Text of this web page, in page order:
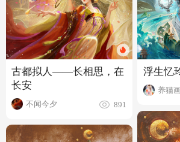
古都拟人——长相思，在
长安
不闻今夕 891
浮生忆
养猫